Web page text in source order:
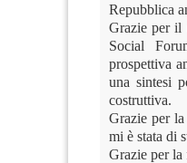
Repubblica
Grazie per
Social
prospettiva
una sintesi
costruttiva.
Grazie per
mi è stata di
Grazie per la